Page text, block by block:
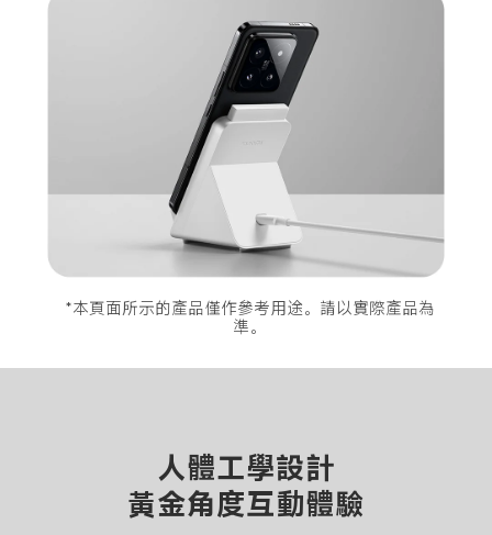
*本頁面所示的產品僅作參考用途。請以實際產品為
準。
人體工學設計
黃金角度互動體驗